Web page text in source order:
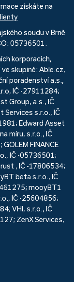
získáte na
soudu v Brně
05736501.
korporacích,
skupině: Able.cz,
poradenství a.s.,
IČ -27911284;
Group, a.s., IČ
Services s.r.o., IČ
Edward Asset
míru, s.r.o., IČ
FINANCE
IČ -05736501;
, IČ -17806534;
beta s.r.o., IČ
mooyBT1
IČ -25604856;
VHI, s.r.o., IČ
ZenX Services,